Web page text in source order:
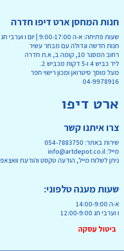
חנות המחסן ארט דיפו חדרה
שעות פתיחה: א-ה 9:00-17:00 | יום ו וערבי חג 9:00-13:30
חנות חדשה וגדולה עם מבחר עשיר
רחוב המסגר 10, קומה ב, א.ת חדרה
ליד כביש 4 ו-5 דקות מכביש 2.
מעל מוסך סיטרואן ומכון רישוי חפר
04-9978916
ארט דיפו
צרו איתנו קשר
שירות באתר: 054-7883750
מייל: info@artdepot.co.il
ניתן לשלוח מייל, הודעה טקסט והודעת וואצאפ
שעות מענה טלפוני:
א-ה 14:00-9:00
ו וערבי חג 12:00-9:00
ביטול עסקה